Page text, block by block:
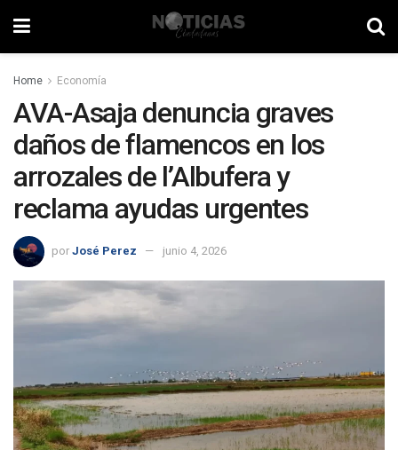
Home Economía
AVA-Asaja denuncia graves
daños de flamencos en los
arrozales de l’Albufera y
reclama ayudas urgentes
por José Perez junio 4, 2026